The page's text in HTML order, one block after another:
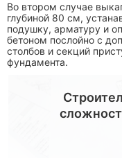
Во втором случае
глубиной 80 см,
подушку, арматуру и
бетоном послойно с
столбов и секций
фундамента.